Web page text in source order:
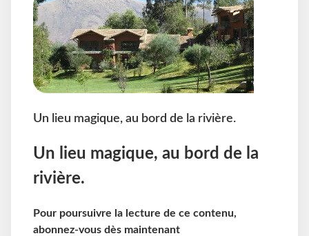
Un lieu magique, au bord de la rivière.
Un lieu magique, au bord de la
rivière.
Pour poursuivre la lecture de ce contenu,
abonnez-vous dès maintenant